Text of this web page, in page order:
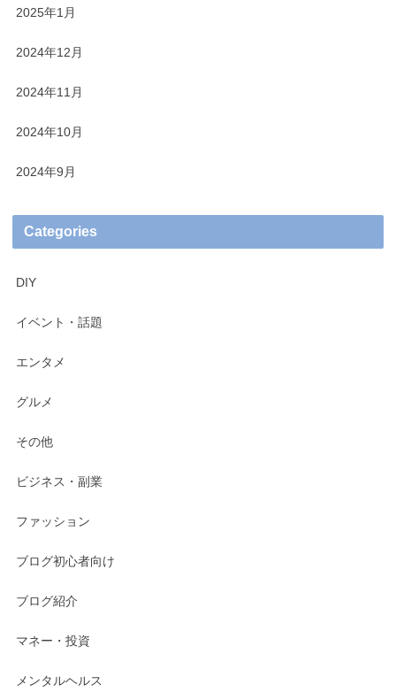
2025年1月
2024年12月
2024年11月
2024年10月
2024年9月
Categories
DIY
イベント・話題
エンタメ
グルメ
その他
ビジネス・副業
ファッション
ブログ初心者向け
ブログ紹介
マネー・投資
メンタルヘルス